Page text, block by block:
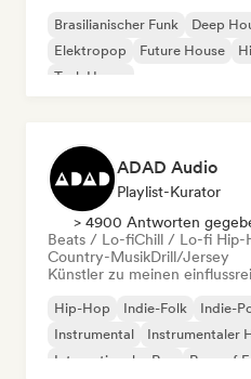
Brasilianischer Funk Deep
Elektropop
Future House
Tech House
ADAD Audio
Playlist-Kurator
> 4900 Antworten
Beats / Lo-fiChill / Lo-fi Hip-
Country-MusikDrill/Jersey
Künstler zu meinen
Hip-Hop Indie-Folk Indie-
Instrumental
Instrumentaler
Internationaler Rap
Rap auf